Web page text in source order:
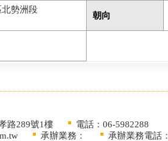
勢洲段
朝向
路289號1樓
電話：06-5982288
承辦業務： 承辦業務電話：